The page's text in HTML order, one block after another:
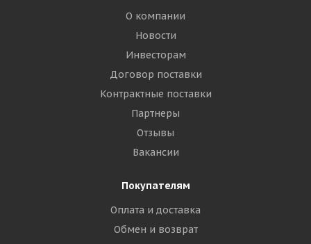
О компании
Новости
Инвесторам
Договор поставки
Контрактные поставки
Партнеры
Отзывы
Вакансии
Покупателям
Оплата и доставка
Обмен и возврат